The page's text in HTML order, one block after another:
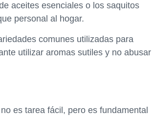
aceites esenciales o los saquitos
personal al hogar.
comunes utilizadas para
utilizar aromas sutiles y no abusar
es tarea fácil, pero es fundamental